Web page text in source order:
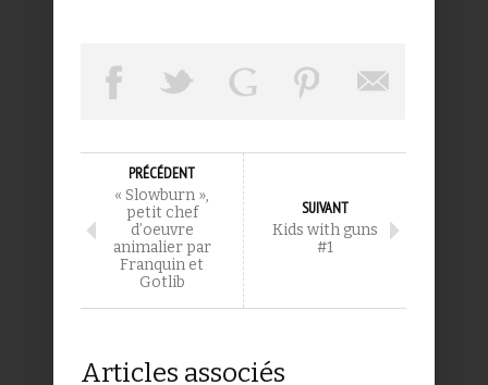
PRÉCÉDENT
« Slowburn »,
petit chef
d’oeuvre
animalier par
Franquin et
Gotlib
SUIVANT
Kids with guns
#1
Articles associés